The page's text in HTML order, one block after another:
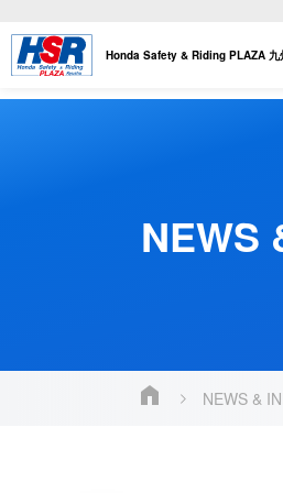
Honda Safety & Riding PLAZA 九
NEWS
NEWS &